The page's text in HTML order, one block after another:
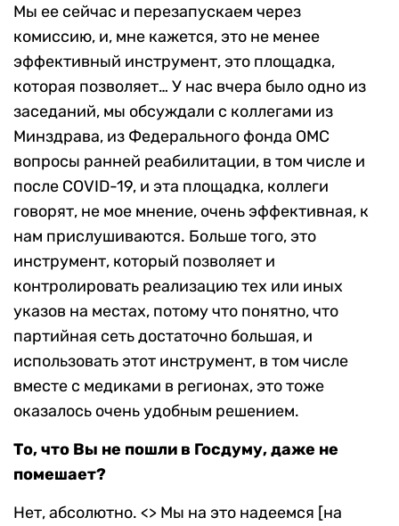
Мы ее сейчас и перезапускаем через
комиссию, и, мне кажется, это не менее
эффективный инструмент, это площадка,
которая позволяет… У нас вчера было одно из
заседаний, мы обсуждали с коллегами из
Минздрава, из Федерального фонда ОМС
вопросы ранней реабилитации, в том числе и
после COVID-19, и эта площадка, коллеги
говорят, не мое мнение, очень эффективная, к
нам прислушиваются. Больше того, это
инструмент, который позволяет и
контролировать реализацию тех или иных
указов на местах, потому что понятно, что
партийная сеть достаточно большая, и
использовать этот инструмент, в том числе
вместе с медиками в регионах, это тоже
оказалось очень удобным решением.
То, что Вы не пошли в Госдуму, даже не
помешает?
Нет, абсолютно. <> Мы на это надеемся [на